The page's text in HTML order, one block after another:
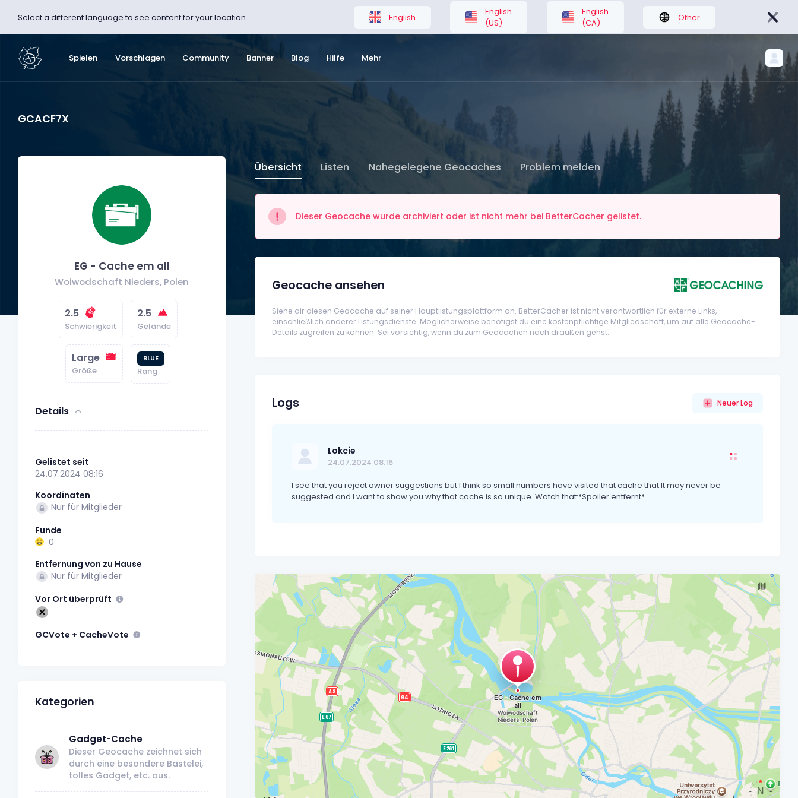
Select a different language to see content for your location. English
English
(US)
English
(CA)
Other
Spielen Vorschlagen Community Banner Blog Hilfe Mehr
GCACF7X
EG - Cache em all
Woiwodschaft Nieders, Polen
2.5
Schwierigkeit
2.5
Gelände
Large
Größe
BLUE
Rang
Details
Gelistet seit
24.07.2024 08:16
Koordinaten
Nur für Mitglieder
Funde
0
Entfernung von zu Hause
Nur für Mitglieder
Vor Ort überprüft
GCVote + CacheVote
Kategorien
Gadget-Cache
Dieser Geocache zeichnet sich
durch eine besondere Bastelei,
tolles Gadget, etc. aus.
Übersicht Listen Nahegelegene Geocaches Problem melden
Dieser Geocache wurde archiviert oder ist nicht mehr bei BetterCacher gelistet.
Geocache ansehen
Siehe dir diesen Geocache auf seiner Hauptlistungsplattform an. BetterCacher ist nicht verantwortlich für externe Links,
einschließlich anderer Listungsdienste. Möglicherweise benötigst du eine kostenpflichtige Mitgliedschaft, um auf alle Geocache-
Details zugreifen zu können. Sei vorsichtig, wenn du zum Geocachen nach draußen gehst.
Logs Neuer Log
Lokcie
24.07.2024 08:16
I see that you reject owner suggestions but I think so small numbers have visited that cache that It may never be
suggested and I want to show you why that cache is so unique. Watch that:*Spoiler entfernt*